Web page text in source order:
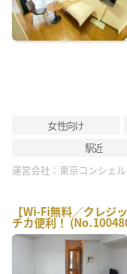
女性向け
駅近
運営会社： 東京コンシェ
【Wi-Fi無料／クレジ
チカ便利！